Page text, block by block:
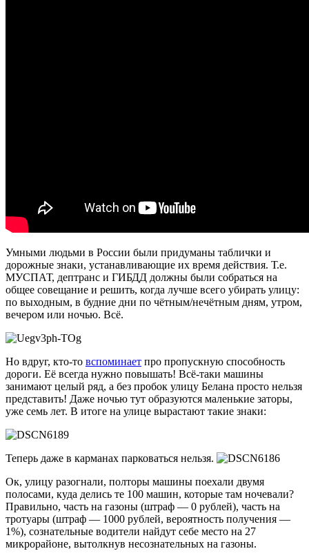
Умными людьми в России были придуманы таблички и
дорожные знаки, устанавливающие их время действия. Т.е.
МУСПАТ, дептранс и ГИБДД должны были собраться на
общее совещание и решить, когда лучше всего убирать улицу:
по выходным, в будние дни по чётным/нечётным дням, утром,
вечером или ночью. Всё.
Но вдруг, кто-то вспоминает про пропускную способность
дороги. Её всегда нужно повышать! Всё-таки машины
занимают целый ряд, а без пробок улицу Белана просто нельзя
представить! Даже ночью тут образуются маленькие заторы,
уже семь лет. В итоге на улице вырастают такие знаки:
Теперь даже в карманах парковаться нельзя.
Ок, улицу разогнали, полторы машины поехали двумя
полосами, куда делись те 100 машин, которые там ночевали?
Правильно, часть на газоны (штраф — 0 рублей), часть на
тротуары (штраф — 1000 рублей, вероятность получения —
1%), сознательные водители найдут себе место на 27
микрорайоне, вытолкнув несознательных на газоны.